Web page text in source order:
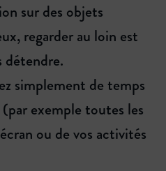
sur des objets
regarder au loin est
détendre.
simplement de temps
exemple toutes les
ou de vos activités